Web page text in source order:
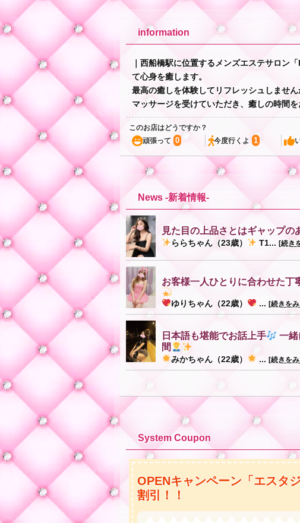
★
information
｜西船橋駅に位置するメンズエステサロン
て心身を癒します。
最高の癒しを体験してリフレッシュしませ
マッサージを受けていただき、癒しの時間を
このお店はどうですか？
頑張って 0 今度行くよ 1
News -新着情報-
見た目の上品さとはギャップの
ららちゃん（23歳） T1... [続き
お客様一人ひとりに合わせた丁
ゆりちゃん（22歳） ... [続きを
日本語も堪能でお話上手
一
間
みかちゃん（22歳） ... [続きを
System Coupon
OPENキャンペーン「エス
割引！！